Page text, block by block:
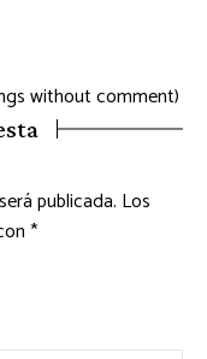
without comment)
publicada. Los
*